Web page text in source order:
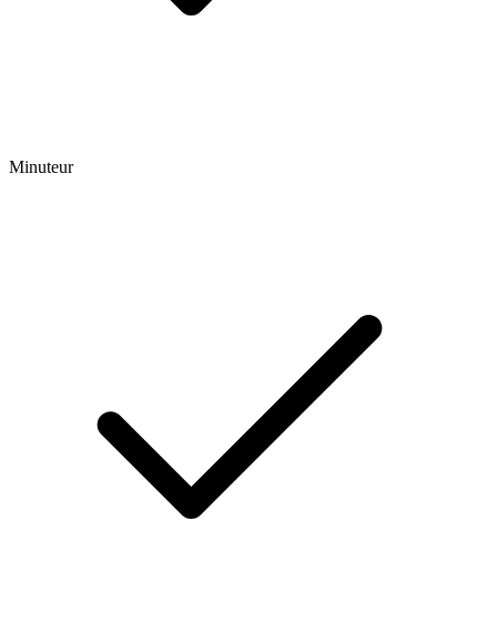
Minuteur